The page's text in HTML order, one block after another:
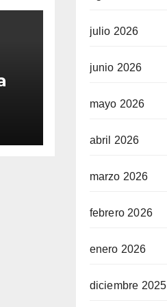
julio 2026
junio 2026
mayo 2026
abril 2026
marzo 2026
febrero 2026
enero 2026
diciembre 2025